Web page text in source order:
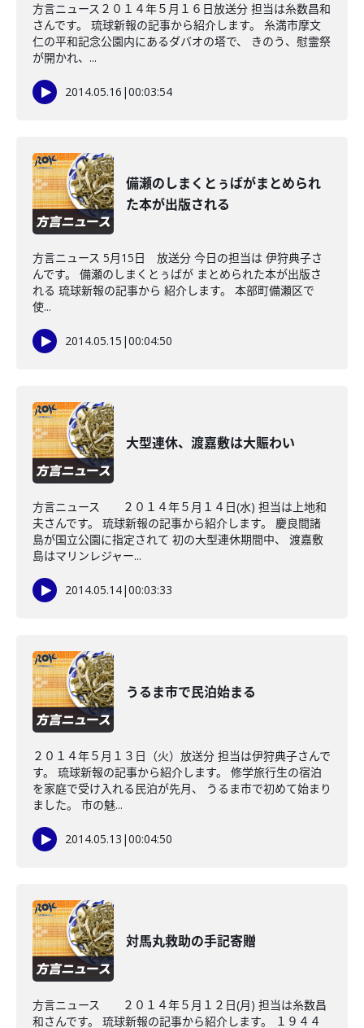
方言ニュース２０１４年５月１６日放送分 担当は糸数昌和
さんです。 琉球新報の記事から紹介します。 糸満市摩文
仁の平和記念公園内にあるダバオの塔で、 きのう、慰霊祭
が開かれ、...
2014.05.16 |00:03:54
備瀬のしまくとぅばがまとめられ
た本が出版される
方言ニュース 5月15日 放送分 今日の担当は 伊狩典子さ
んです。 備瀬のしまくとぅばが まとめられた本が出版さ
れる 琉球新報の記事から 紹介します。 本部町備瀬区で
使...
2014.05.15 |00:04:50
大型連休、渡嘉敷は大賑わい
方言ニュース ２０１４年５月１４日(水) 担当は上地和
夫さんです。 琉球新報の記事から紹介します。 慶良間諸
島が国立公園に指定されて 初の大型連休期間中、 渡嘉敷
島はマリンレジャー...
2014.05.14|00:03:33
うるま市で民泊始まる
２０１４年５月１３日（火）放送分 担当は伊狩典子さんで
す。 琉球新報の記事から紹介します。 修学旅行生の宿泊
を家庭で受け入れる民泊が先月、 うるま市で初めて始まり
ました。 市の魅...
2014.05.13 |00:04:50
対馬丸救助の手記寄贈
方言ニュース ２０１４年５月１２日(月) 担当は糸数昌
和さんです。 琉球新報の記事から紹介します。 １９４４